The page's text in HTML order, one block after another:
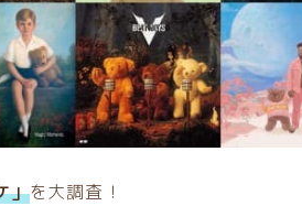
」を大調査！